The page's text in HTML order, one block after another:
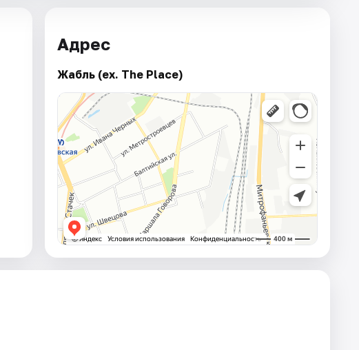
Адрес
Жабль (ex. The Place)